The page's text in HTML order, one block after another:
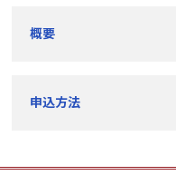
概要
申込方法